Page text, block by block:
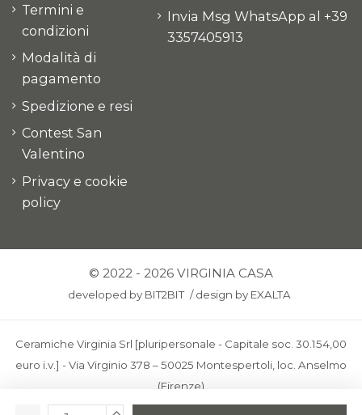
Termini e
condizioni
Modalità di
pagamento
Spedizione e resi
Contest San
Valentino
Privacy e cookie
policy
Invia Msg WhatsApp al +39
3357405913
© 2022 - 2026 VIRGINIA CASA
developed by BIT2BIT /design by EXALTA
Ceramiche Virginia Srl [pluripersonale - Capitale soc. 30.154,00
euro i.v.] - Via Virginio 378 – 50025 Montespertoli, loc. Anselmo
(Firenze)
C.F. e P.IVA: IT00436100481 - REA: FI-227733 - PEC: